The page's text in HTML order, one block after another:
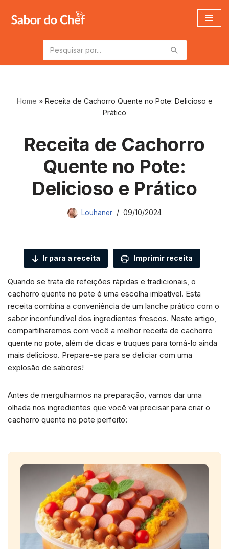
Pular
conteúdo
Home » Receita de Cachorro Quente no Pote: Delicioso e
Prático
Receita de Cachorro
Quente no Pote:
Delicioso e Prático
Louhaner 09/10/2024
Ir para a receita Imprimir receita
Quando se trata de refeições rápidas e tradicionais, o
cachorro quente no pote é uma escolha imbatível. Esta
receita combina a conveniência de um lanche prático com o
sabor inconfundível dos ingredientes frescos. Neste artigo,
compartilharemos com você a melhor receita de cachorro
quente no pote, além de dicas e truques para torná-lo ainda
mais delicioso. Prepare-se para se deliciar com uma
explosão de sabores!
Antes de mergulharmos na preparação, vamos dar uma
olhada nos ingredientes que você vai precisar para criar o
cachorro quente no pote perfeito: